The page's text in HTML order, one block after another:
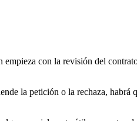
con la revisión del
la petición o la rechaza, habrá